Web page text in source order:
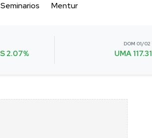
Seminarios Mentur
2.07%
DOM 01/02
UMA 117.31